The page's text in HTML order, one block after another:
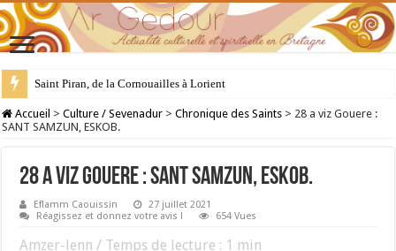
28 juillet : Saint Samson de Dol, père de la Bretagne chrétienne
Accueil > Culture / Sevenadur > Chronique des Saints > 28 a viz Gouere :
SANT SAMZUN, ESKOB.
28 a viz Gouere : SANT SAMZUN, ESKOB.
Eflamm Caouissin
27 juillet 2021
Réagissez et donnez votre avis !
654 Vues
Amzer-lenn / Temps de lecture : 1 min